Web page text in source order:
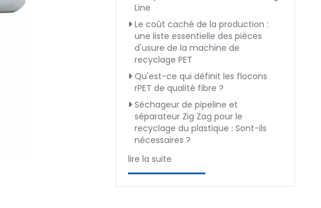
Line
Le coût caché de la production :
une liste essentielle des pièces
d'usure de la machine de
recyclage PET
Qu'est-ce qui définit les flocons
rPET de qualité fibre ?
Séchageur de pipeline et
séparateur Zig Zag pour le
recyclage du plastique : Sont-ils
nécessaires ?
lire la suite